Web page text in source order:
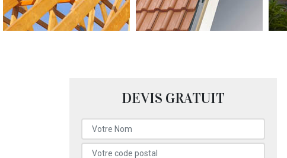
DEVIS GRATUIT